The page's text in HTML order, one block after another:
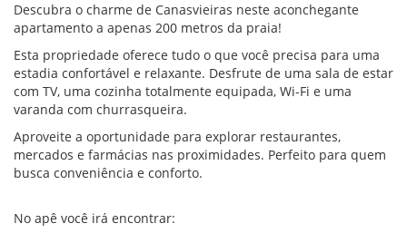
Descubra o charme de Canasvieiras neste aconchegante
apartamento a apenas 200 metros da praia!
Esta propriedade oferece tudo o que você precisa para uma
estadia confortável e relaxante. Desfrute de uma sala de estar
com TV, uma cozinha totalmente equipada, Wi-Fi e uma
varanda com churrasqueira.
Aproveite a oportunidade para explorar restaurantes,
mercados e farmácias nas proximidades. Perfeito para quem
busca conveniência e conforto.
No apê você irá encontrar: